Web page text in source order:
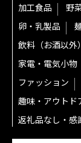
加工食品
野
卵・乳製品
飲料（お酒以外）
家電・電気小物
ファッション
趣味・アウトド
返礼品なし・感